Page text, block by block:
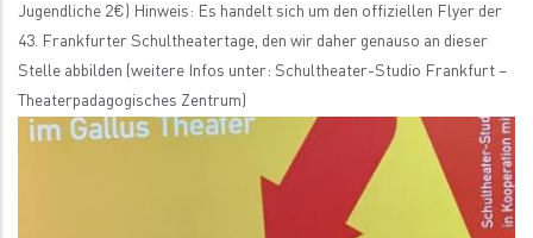
Jugendliche 2€) Hinweis: Es handelt sich um den offiziellen Flyer der
43. Frankfurter Schultheatertage, den wir daher genauso an dieser
Stelle abbilden (weitere Infos unter: Schultheater-Studio Frankfurt –
Theaterpadagogisches Zentrum)